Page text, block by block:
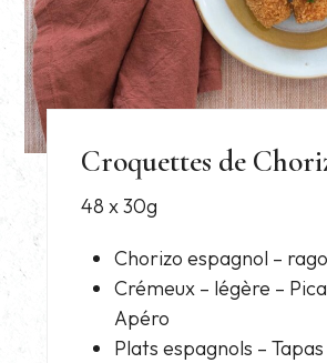
Croquettes de
48 x 30g
Chorizo espagnol –
Crémeux – légère –
Apéro
Plats espagnols –